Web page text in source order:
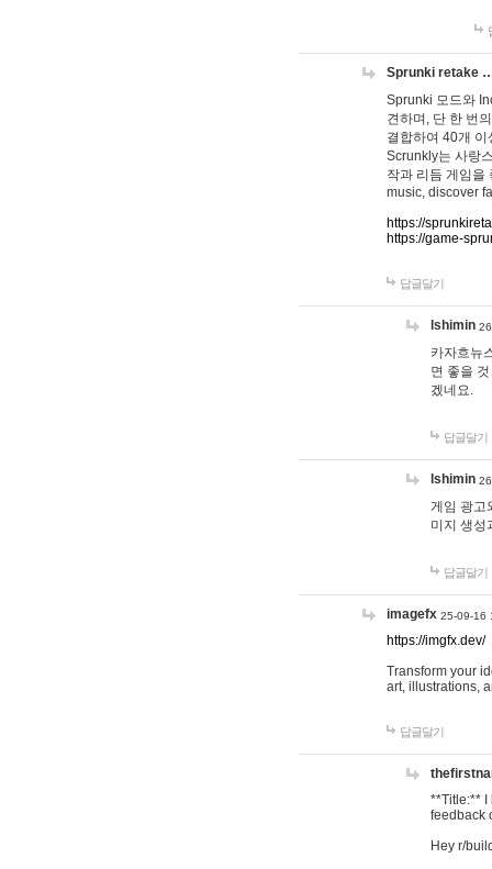
Sprunki retake
Sprunki 모드와
견하며, 단 한 번
결합하여 40개
Scrunkly는 사랑
작과 리듬 게임을
music, discover
https://
https://game-
답글달기
lshimin
카자흐뉴
면 좋을
겠네요.
답글달기
lshimin
게임 광고
미지 생성
답글달기
imagefx 25-09-16
https://imgfx.dev/
Transform your
art, illustrations,
답글달기
**Title:** I
feedback
Hey r/